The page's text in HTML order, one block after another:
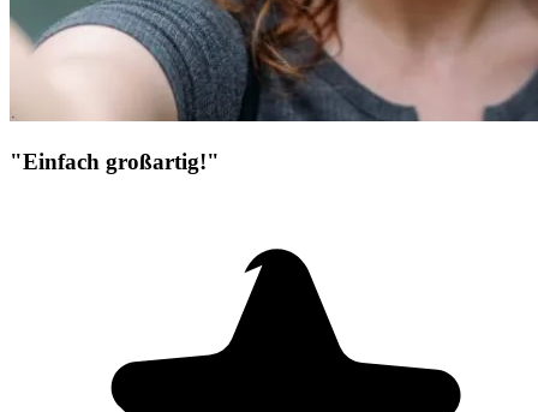
"Einfach großartig!"